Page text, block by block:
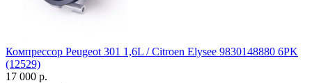
Компрессор Peugeot 301 1,6L / Citroen Elysee 9830148880 6PK
(12529)
17 000 р.